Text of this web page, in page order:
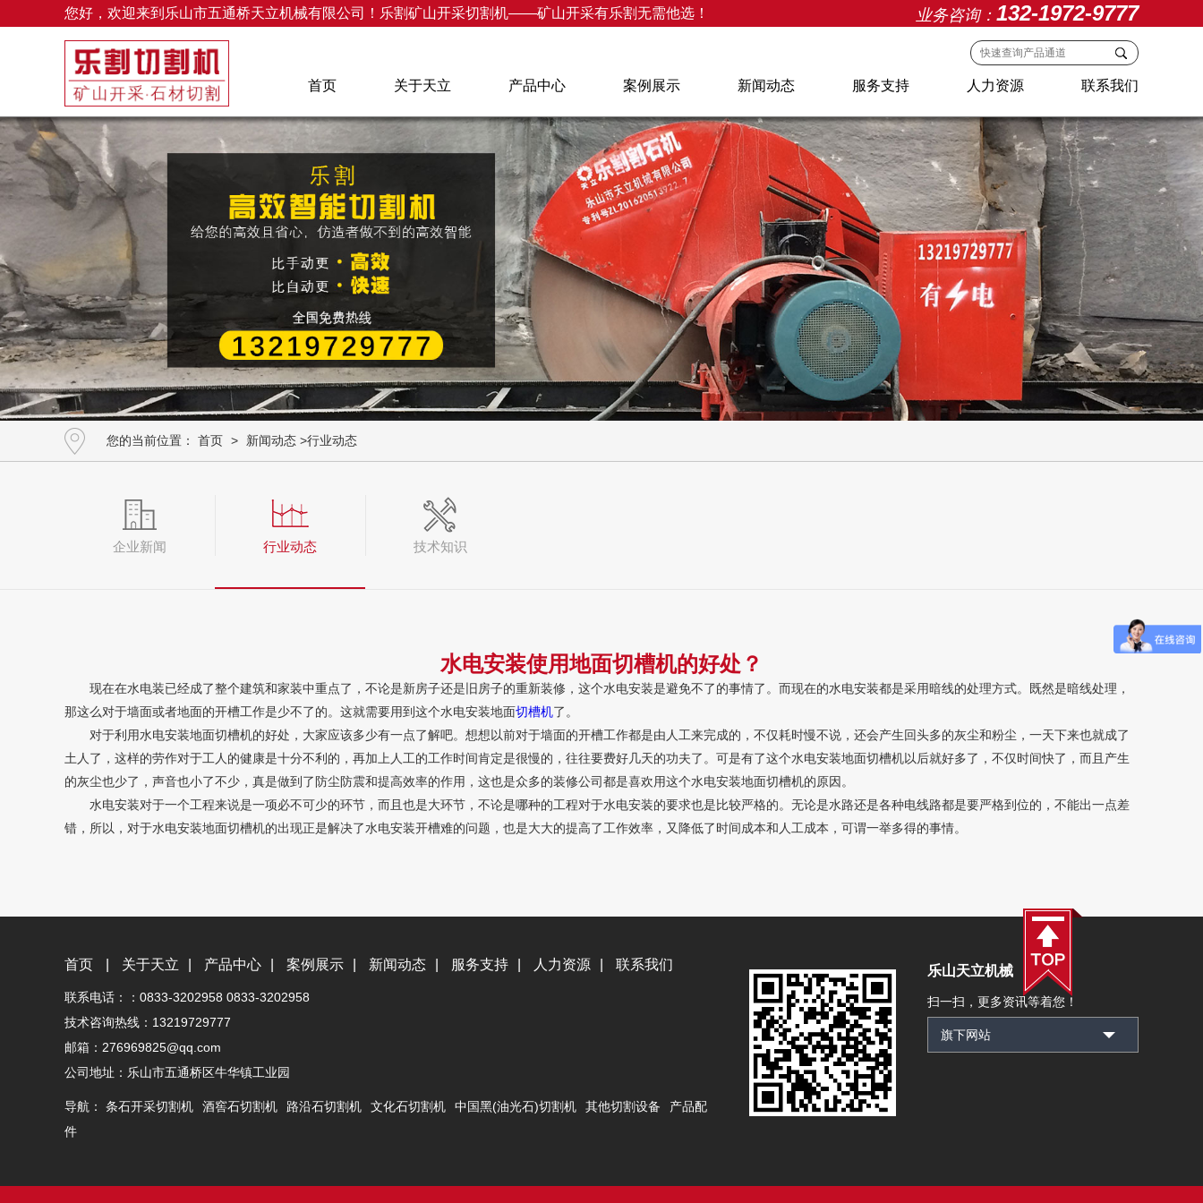
业务咨询： 132-1972-9777
您好，欢迎来到乐山市五通桥天立机械有限公司！乐割矿山开采切割机——矿山开采有乐割无需他选！
首页 关于天立 产品中心 案例展示 新闻动态 服务支持 人力资源 联系我们
您的当前位置： 首页 > 新闻动态 >行业动态
企业新闻 行业动态 技术知识
水电安装使用地面切槽机的好处？
现在在水电装已经成了整个建筑和家装中重点了，不论是新房子还是旧房子的重新装修，这个水电安装是避免不了的事情了。而现在的水电安装都是采用暗线的处理方式。既然是暗线处理，
那这么对于墙面或者地面的开槽工作是少不了的。这就需要用到这个水电安装地面切槽机了。
对于利用水电安装地面切槽机的好处，大家应该多少有一点了解吧。想想以前对于墙面的开槽工作都是由人工来完成的，不仅耗时慢不说，还会产生回头多的灰尘和粉尘，一天下来也就成了
土人了，这样的劳作对于工人的健康是十分不利的，再加上人工的工作时间肯定是很慢的，往往要费好几天的功夫了。可是有了这个水电安装地面切槽机以后就好多了，不仅时间快了，而且产生
的灰尘也少了，声音也小了不少，真是做到了防尘防震和提高效率的作用，这也是众多的装修公司都是喜欢用这个水电安装地面切槽机的原因。
水电安装对于一个工程来说是一项必不可少的环节，而且也是大环节，不论是哪种的工程对于水电安装的要求也是比较严格的。无论是水路还是各种电线路都是要严格到位的，不能出一点差
错，所以，对于水电安装地面切槽机的出现正是解决了水电安装开槽难的问题，也是大大的提高了工作效率，又降低了时间成本和人工成本，可谓一举多得的事情。
首页 关于天立 产品中心 案例展示 新闻动态 服务支持 人力资源 联系我们
联系电话：：0833-3202958 0833-3202958
技术咨询热线：13219729777
邮箱：276969825@qq.com
公司地址：乐山市五通桥区牛华镇工业园
导航： 条石开采切割机 酒窖石切割机 路沿石切割机 文化石切割机 中国黑(油光石)切割机 其他切割设备
产品配
件
乐山天立机械
扫一扫，更多资讯等着您！